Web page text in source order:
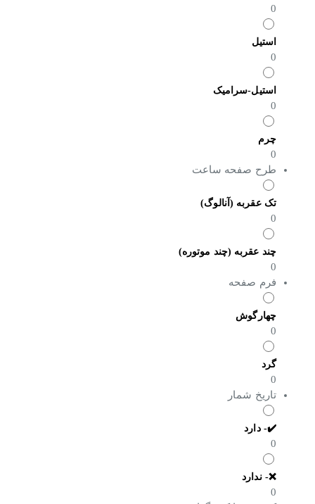
0
استیل
0
استیل-سرامیک
0
چرم
0
طرح صفحه ساعت
تک عقربه (آنالوگ)
0
چند عقربه (چند موتوره)
0
فرم صفحه
چهارگوش
0
گرد
0
تاریخ شمار
✔️- دارد
0
❌- ندارد
0